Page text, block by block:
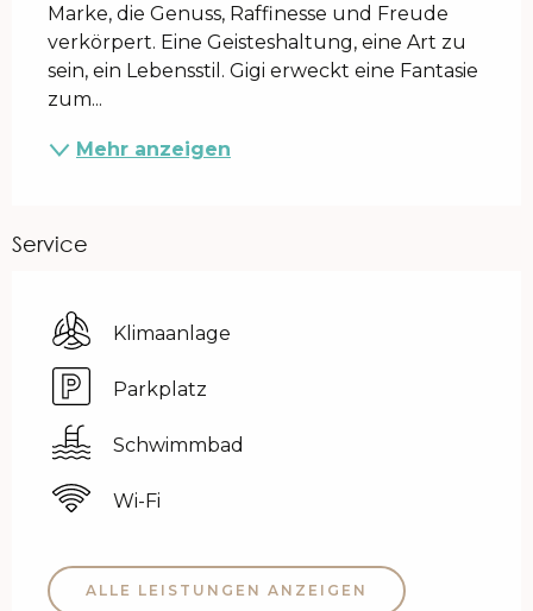
Marke, die Genuss, Raffinesse und Freude
verkörpert. Eine Geisteshaltung, eine Art zu
sein, ein Lebensstil. Gigi erweckt eine Fantasie
zum...
Mehr anzeigen
Service
Klimaanlage
Parkplatz
Schwimmbad
Wi-Fi
ALLE LEISTUNGEN ANZEIGEN